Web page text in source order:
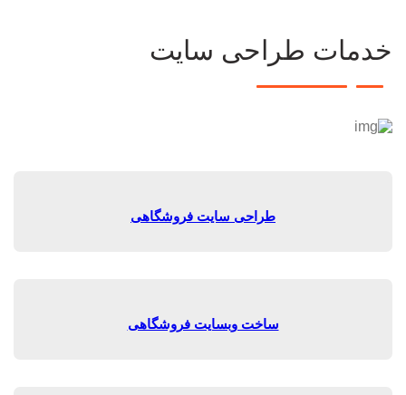
خدمات طراحی سایت
طراحی سایت فروشگاهی
ساخت وبسایت فروشگاهی